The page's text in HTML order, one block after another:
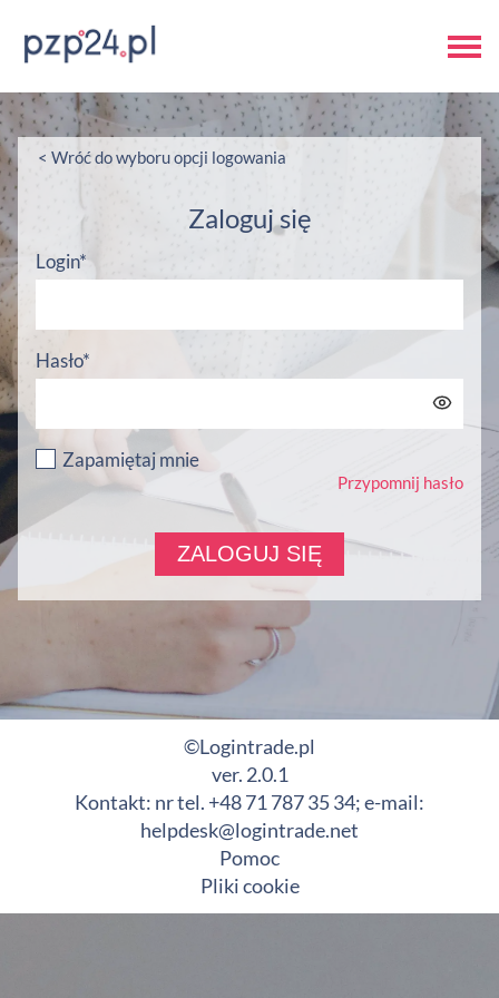
< Wróć do wyboru opcji logowania
Zaloguj się
Login*
Hasło*
Zapamiętaj mnie
Przypomnij hasło
©Logintrade.pl
ver. 2.0.1
Kontakt: nr tel. +48 71 787 35 34; e-mail:
helpdesk@logintrade.net
Pomoc
Pliki cookie